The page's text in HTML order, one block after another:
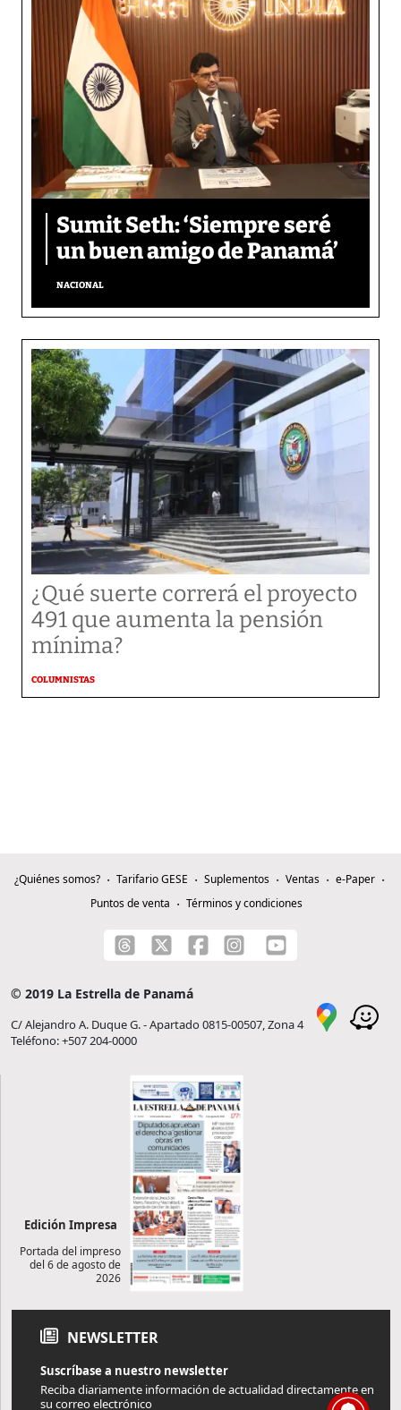
Sumit Seth: ‘Siempre seré
un buen amigo de Panamá’
NACIONAL
¿Qué suerte correrá el proyecto
491 que aumenta la pensión
mínima?
COLUMNISTAS
¿Quiénes somos? Tarifario GESE Suplementos Ventas
e-Paper
Puntos de venta
Términos y condiciones
© 2019 La Estrella de Panamá
C/ Alejandro A. Duque G. - Apartado 0815-00507, Zona 4
Teléfono: +507 204-0000
Edición Impresa
Portada del impreso
del 6 de agosto de
2026
NEWSLETTER
Suscríbase a nuestro newsletter
Reciba diariamente información de actualidad directamente en
su correo electrónico